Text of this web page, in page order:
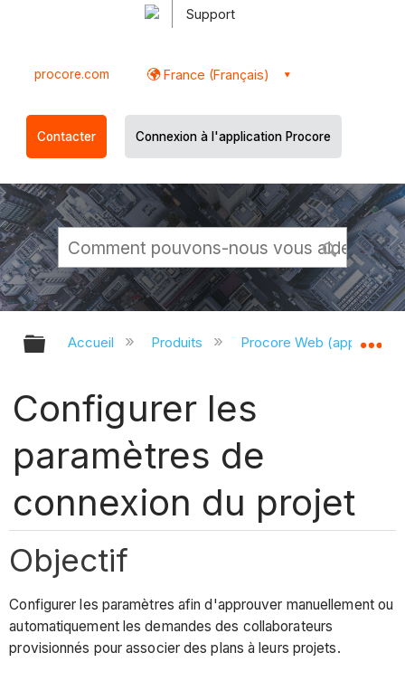
Support
procore.com France (Français)
Contacter Connexion à l'application Procore
Développer/réduire la hiérarchie
Accueil Produits Procore Web
Configurer les
paramètres de
connexion du projet
Objectif
Configurer les paramètres afin d'approuver manuellement ou
automatiquement les demandes des collaborateurs
provisionnés pour associer des plans à leurs projets.